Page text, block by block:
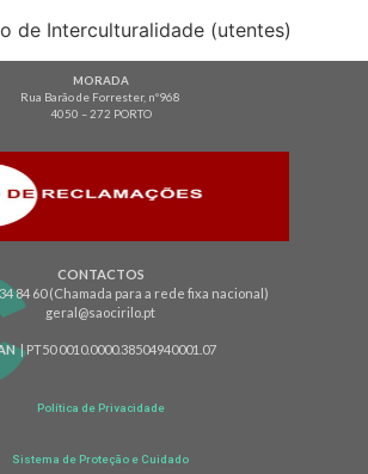
de Interculturalidade (utentes)
MORADA
Rua Barão de Forrester, nº968
4050 – 272 PORTO
CONTACTOS
84 60 (Chamada para a rede fixa nacional)
geral@saocirilo.pt
| PT50 0010.0000.38504940001.07
Política de Privacidade
Sistema de Proteção e Cuidado